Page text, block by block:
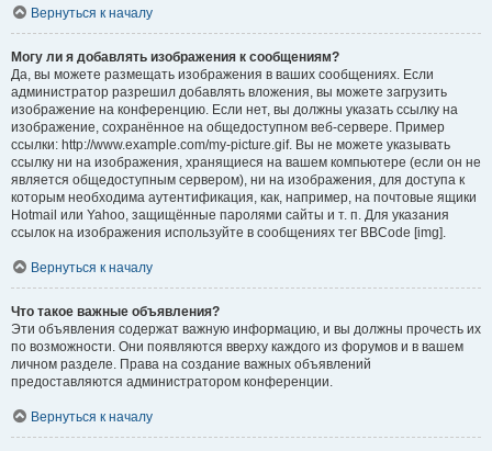
Вернуться к началу
Могу ли я добавлять изображения к сообщениям?
Да, вы можете размещать изображения в ваших сообщениях. Если
администратор разрешил добавлять вложения, вы можете загрузить
изображение на конференцию. Если нет, вы должны указать ссылку на
изображение, сохранённое на общедоступном веб-сервере. Пример
ссылки: http://www.example.com/my-picture.gif. Вы не можете указывать
ссылку ни на изображения, хранящиеся на вашем компьютере (если он не
является общедоступным сервером), ни на изображения, для доступа к
которым необходима аутентификация, как, например, на почтовые ящики
Hotmail или Yahoo, защищённые паролями сайты и т. п. Для указания
ссылок на изображения используйте в сообщениях тег BBCode [img].
Вернуться к началу
Что такое важные объявления?
Эти объявления содержат важную информацию, и вы должны прочесть их
по возможности. Они появляются вверху каждого из форумов и в вашем
личном разделе. Права на создание важных объявлений
предоставляются администратором конференции.
Вернуться к началу